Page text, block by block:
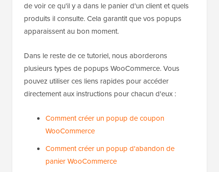
de voir ce qu'il y a dans le panier d'un client et quels
produits il consulte. Cela garantit que vos popups
apparaissent au bon moment.
Dans le reste de ce tutoriel, nous aborderons
plusieurs types de popups WooCommerce. Vous
pouvez utiliser ces liens rapides pour accéder
directement aux instructions pour chacun d'eux :
Comment créer un popup de coupon
WooCommerce
Comment créer un popup d'abandon de
panier WooCommerce